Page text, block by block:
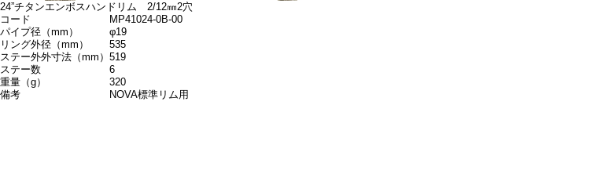
24”チタンエンボスハンドリム 2/12㎜2穴
コード
MP41024-0B-00
パイプ径（mm）
φ19
リング外径（mm）
535
ステー外外寸法（mm） 519
ステー数
6
重量（g）
320
備考
NOVA標準リム用